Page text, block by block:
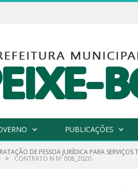
PUBLICAÇÕES
DE PESSOA JURÍDICA PARA SERVIÇOS
» CONTRATO N Nº 008_2020